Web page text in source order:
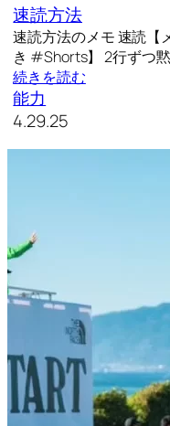
速読方法
速読方法のメモ 速読【
き #Shorts】 2行ずつ
続きを読む
能力
4.29.25